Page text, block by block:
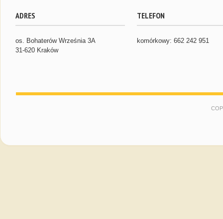
ADRES
os. Bohaterów Września 3A
31-620 Kraków
TELEFON
komórkowy: 662 242 951